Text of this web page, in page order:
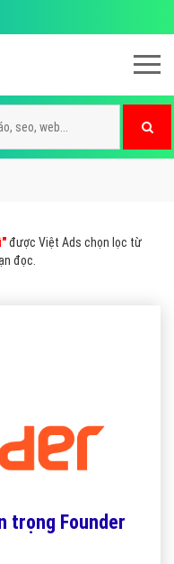
được Việt Ads chọn lọc từ
đọc.
trọng Founder